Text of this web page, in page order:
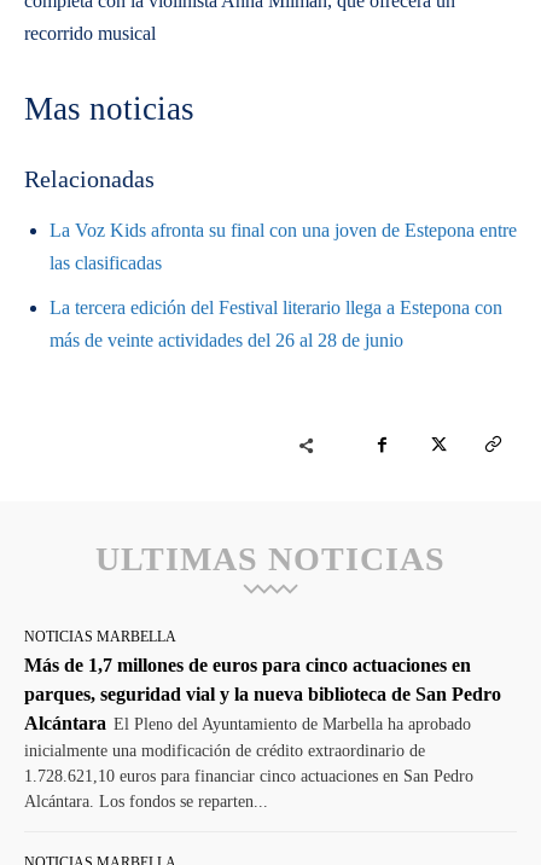
recorrido musical
Mas noticias
Relacionadas
La Voz Kids afronta su final con una joven de Estepona entre
las clasificadas
La tercera edición del Festival literario llega a Estepona con
más de veinte actividades del 26 al 28 de junio
ULTIMAS NOTICIAS
NOTICIAS MARBELLA
Más de 1,7 millones de euros para cinco actuaciones en
parques, seguridad vial y la nueva biblioteca de San Pedro
Alcántara El Pleno del Ayuntamiento de Marbella ha aprobado
inicialmente una modificación de crédito extraordinario de
1.728.621,10 euros para financiar cinco actuaciones en San Pedro
Alcántara. Los fondos se reparten...